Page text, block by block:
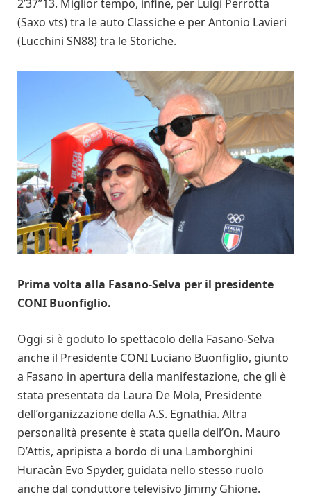
2’37”13. Miglior tempo, infine, per Luigi Perrotta
(Saxo vts) tra le auto Classiche e per Antonio Lavieri
(Lucchini SN88) tra le Storiche.
Prima volta alla Fasano-Selva per il presidente
CONI Buonfiglio.
Oggi si è goduto lo spettacolo della Fasano-Selva
anche il Presidente CONI Luciano Buonfiglio, giunto
a Fasano in apertura della manifestazione, che gli è
stata presentata da Laura De Mola, Presidente
dell’organizzazione della A.S. Egnathia. Altra
personalità presente è stata quella dell’On. Mauro
D’Attis, apripista a bordo di una Lamborghini
Huracàn Evo Spyder, guidata nello stesso ruolo
anche dal conduttore televisivo Jimmy Ghione.